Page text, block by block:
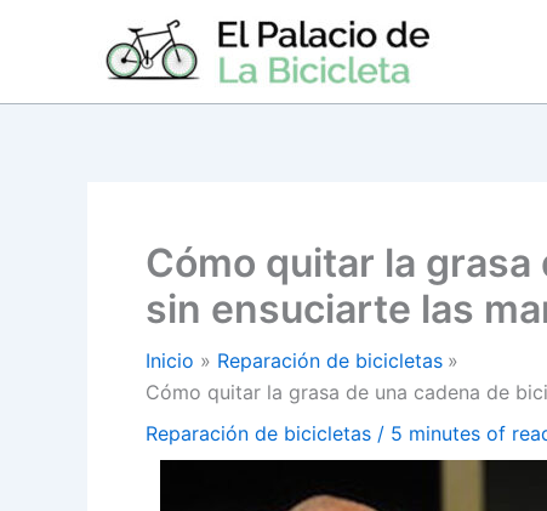
Cómo quitar la
sin ensuciarte las
Inicio
Reparación de bicicletas
Cómo quitar la grasa de una cadena de
Reparación de bicicletas / 5 minutes of